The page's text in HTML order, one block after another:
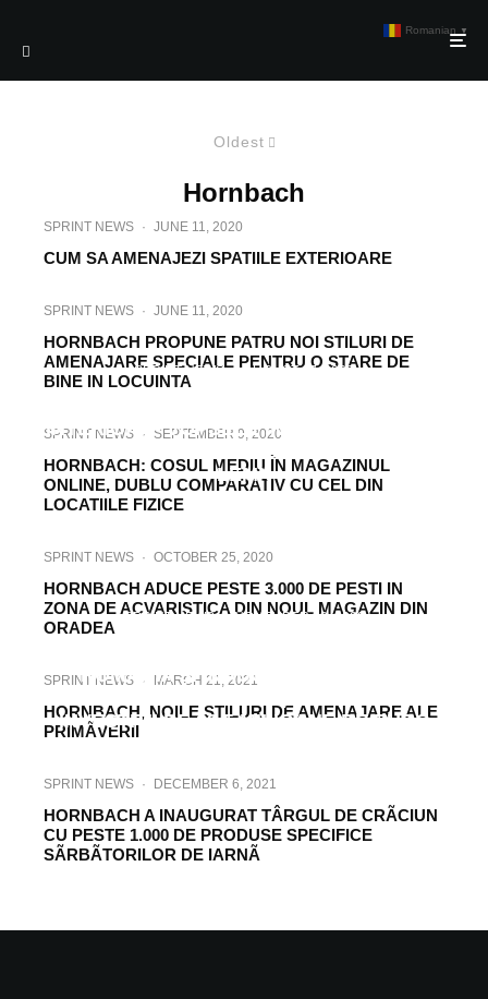
Oldest
Hornbach
SPRINT NEWS · JUNE 11, 2020
CUM SA AMENAJEZI SPATIILE EXTERIOARE
SPRINT NEWS · JUNE 11, 2020
HORNBACH PROPUNE PATRU NOI STILURI DE
AMENAJARE SPECIALE PENTRU O STARE DE
BINE IN LOCUINTA
SPRINT NEWS · AUGUST 17, 2020
INTERIORI – VOPSELE IN CULORI CALDE,
TAPET FLORAL SAU 3D SI PLACARI DIN
LEMN
SPRINT NEWS · SEPTEMBER 9, 2020
HORNBACH: COSUL MEDIU ÎN MAGAZINUL
ONLINE, DUBLU COMPARATIV CU CEL DIN
LOCATIILE FIZICE
SPRINT NEWS · OCTOBER 25, 2020
HORNBACH ADUCE PESTE 3.000 DE PESTI IN
ZONA DE ACVARISTICA DIN NOUL MAGAZIN DIN
ORADEA
SPRINT NEWS · NOVEMBER 23, 2020
ROMÂNIA ȘI INAUGUREAZÃ NOUL
INVESTIȚII DE 28,5 MILIOANE DE EURO
SPRINT NEWS · MARCH 21, 2021
HORNBACH, NOILE STILURI DE AMENAJARE ALE
PRIMÃVERII
SPRINT NEWS · DECEMBER 6, 2021
HORNBACH A INAUGURAT TÂRGUL DE CRÃCIUN
CU PESTE 1.000 DE PRODUSE SPECIFICE
SÃRBÃTORILOR DE IARNÃ
Romanian ▼